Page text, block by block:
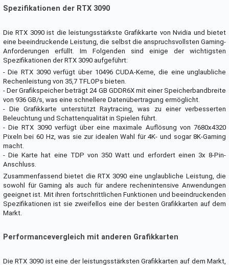
Spezifikationen der RTX 3090
Die RTX 3090 ist die leistungsstärkste Grafikkarte von Nvidia und bietet
eine beeindruckende Leistung, die selbst die anspruchsvollsten Gaming-
Anforderungen erfüllt. Im Folgenden sind einige der wichtigsten
Spezifikationen der RTX 3090 aufgeführt:
- Die RTX 3090 verfügt über 10496 CUDA-Kerne, die eine unglaubliche
Rechenleistung von 35,7 TFLOPs bieten.
- Der Grafikspeicher beträgt 24 GB GDDR6X mit einer Speicherbandbreite
von 936 GB/s, was eine schnellere Datenübertragung ermöglicht.
- Die Grafikkarte unterstützt Raytracing, was zu einer verbesserten
Beleuchtung und Schattenqualität in Spielen führt.
- Die RTX 3090 verfügt über eine maximale Auflösung von 7680x4320
Pixeln bei 60 Hz, was sie zur idealen Wahl für 4K- und sogar 8K-Gaming
macht.
- Die Karte hat eine TDP von 350 Watt und erfordert einen 3x 8-Pin-
Anschluss.
Zusammenfassend bietet die RTX 3090 eine unglaubliche Leistung, die
sowohl für Gaming als auch für andere rechenintensive Anwendungen
geeignet ist. Mit ihren fortschrittlichen Funktionen und beeindruckenden
Spezifikationen ist sie zweifellos eine der besten Grafikkarten auf dem
Markt.
Performancevergleich mit anderen Grafikkarten
Die RTX 3090 ist eine der leistungsstärksten Grafikkarten auf dem Markt,